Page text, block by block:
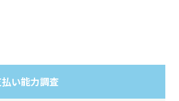
い能力調査